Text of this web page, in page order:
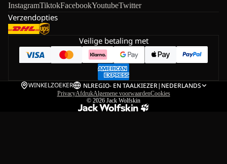
InstagramTiktokFacebookYoutubeTwitter
Verzendopties
Veilige betaling met
WINKELZOEKER NLREGIO- EN TAALKIEZER| NEDERLANDS
PrivacyAfdrukAlgemene voorwaardenCookies
© 2026 Jack Wolfskin